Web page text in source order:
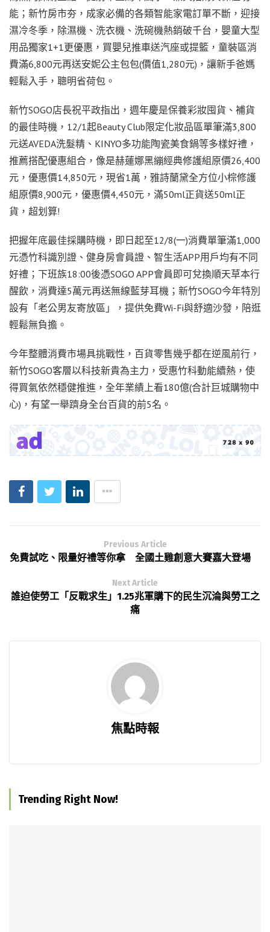
能；新竹房市夯，成家必備的各類智能家電訂單不斷，迎接
濕冷冬季，除濕機、洗衣機、洗碗機熱銷破千台，嬰童大型
用品獨家1+1更優惠，買嬰兒推車送汽座或提籃，童裝區消
費滿6,800元再送安妮公主包包(價值1,280元)，讓新手爸媽
輕鬆入手，聰明省荷包。
新竹SOGO店長祝平政指出，週年慶是保養彩妝囤貨、補貨
的最佳時機，12/1起Beauty Club限定化妝品區單筆滿3,800
元送AVEDA洗髮精、KINYO多功能陶瓷美食鍋等多樣好禮，
推薦搭配優惠組合，像是赫蓮娜黑繃經典修護組原價26,400
元，優惠價14,850元，現省1萬，雅詩蘭黛全方位小棕修護
組原價8,900元，優惠價4,450元，滿50ml正貨送50ml正
貨，超划算!
把握年底最佳採購時機，即日起至12/8(一)消費單筆滿1,000
元憑竹科識別證、健身房會員證、智生活APP用戶均有不同
好禮；下班族18:00後憑SOGO APP會員即可兌換順天草本行
醒飲，消費達5萬元再送無線藍芽耳機；新竹SOGO今年特別
設有「老公男友寄放區」，提供免費Wi-Fi與舒適沙發，陪逛
輕鬆無負擔。
今年整體消費市場具挑戰性，百貨零售幾乎都在逆風前行，
新竹SOGO客層以科技新貴為主力，受惠竹科動能續熱，使
得買氣依然穩健推進，全年業績上看180億(合計巨城購物中
心)，有望一舉躋身全台百貨的前5名。
Previous Article
免費試吃、限量好禮等你拿 全國土雞創意大賽嘉大登場
Next Article
誰迫使勞工「反戰求生」1.25兆軍購下的民生沉淪與勞工之
痛
焦點時報
Trending Right Now!